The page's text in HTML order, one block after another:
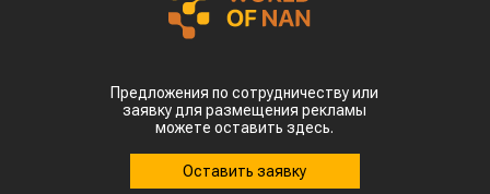
Предложения по сотрудничеству или
заявку для размещения рекламы
можете оставить здесь.
Оставить заявку